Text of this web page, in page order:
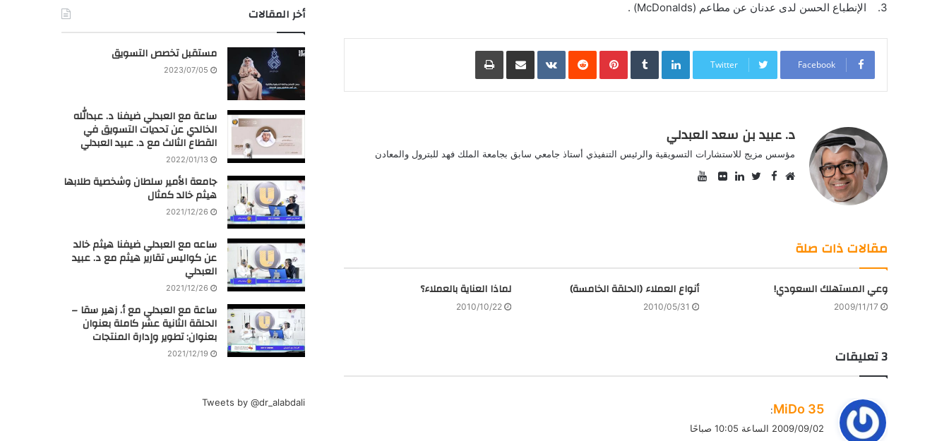
3. الإنطباع الحسن لدى عدنان عن مطاعم (McDonalds) .
Facebook
Twitter
LinkedIn
Pinterest مشاركة عبر البريد طباعة
د. عبيد بن سعد العبدلي
مؤسس مزيج للاستشارات التسويقية والرئيس التنفيذي أستاذ جامعي سابق بجامعة الملك فهد للبترول والمعادن
Facebook
مقالات ذات صلة
وعي المستهلك السعودي!
2009/11/17
أنواع العملاء (الحلقة الخامسة)
2010/05/31
لماذا العناية بالعملاء؟
2010/10/22
‫3 تعليقات
ي
MiDo 35
:
2009/09/02 الساعة 10:05 صباحًا
أخر المقالات
مستقبل تخصص التسويق
2023/07/05
ساعة مع العبدلي ضيفنا د. عبدالله
الخالدي عن تحديات التسويق في
القطاع الثالث مع د. عبيد العبدلي
2022/01/13
جامعة الأمير سلطان وشخصية طلابها
هيثم خالد كمثال
2021/12/26
ساعه مع العبدلي ضيفنا هيثم خالد
عن كواليس تقارير هيثم مع د. عبيد
العبدلي
2021/12/26
ساعة مع العبدلي مع أ. زهير سقا –
الحلقة الثانية عشر كاملة بعنوان
بعنوان: تطوير وإدارة المنتجات
2021/12/19
Tweets by @dr_alabdali